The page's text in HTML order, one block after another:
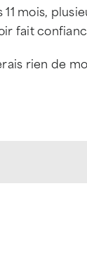
11 mois,
fait
rien de